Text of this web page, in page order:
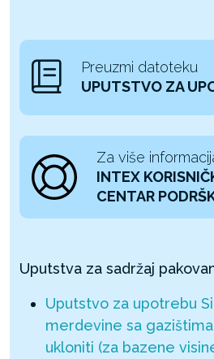
Preuzmi datoteku
UPUTSTVO ZA
Za više
INTEX
CENTAR
Uputstva za sadržaj
Uputstvo za upotrebu
merdevine sa
ukloniti (za bazene